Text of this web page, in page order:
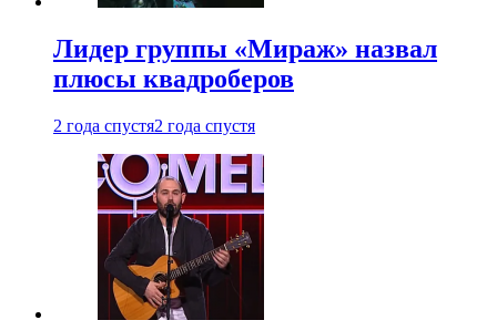
Лидер группы «Мираж» назвал
плюсы квадроберов
2 года спустя2 года спустя